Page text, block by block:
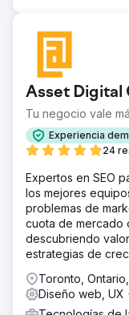
Asset Digital
Tu negocio vale
Experiencia
24
Expertos en SEO
los mejores
problemas de
cuota de mercado
descubriendo
estrategias de
Toronto,
Diseño web, UX